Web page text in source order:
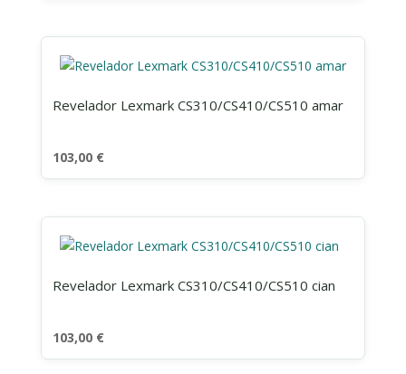
Revelador Lexmark CS310/CS410/CS510 amar
103,00 €
Revelador Lexmark CS310/CS410/CS510 cian
103,00 €